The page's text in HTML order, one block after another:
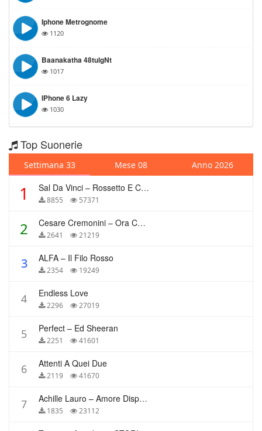
Iphone Metrognome
1120
Baanakatha 48tulgNt
1017
IPhone 6 Lazy
1030
Top Suonerie
Settimana 33 Mese 08 Anno 2026
1 Sal Da Vinci – Rossetto E Caffè
8855 57371
2 Cesare Cremonini – Ora Che Non Ho Più Te
2641 21219
3 ALFA – Il Filo Rosso
2354 19249
4 Endless Love
2296 27019
5 Perfect – Ed Sheeran
2251 41601
6 Attenti A Quei Due
2119 41670
7 Achille Lauro – Amore Disperato
1835 23112